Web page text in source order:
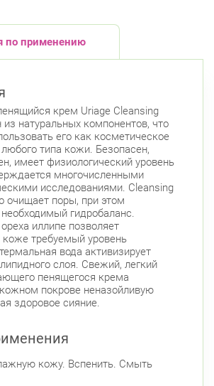
по применению
крем Uriage Cleansing
из натуральных компонентов, что
его как косметическое
типа кожи. Безопасен,
имеет физиологический уровень
многочисленными
исследованиями. Cleansing
очищает поры, при этом
гидробаланс.
иллипе позволяет
коже требуемый уровень
вода активизирует
слоя. Свежий, легкий
пенящегося крема
покрове неназойливую
здоровое сияние.
кожу. Вспенить. Смыть